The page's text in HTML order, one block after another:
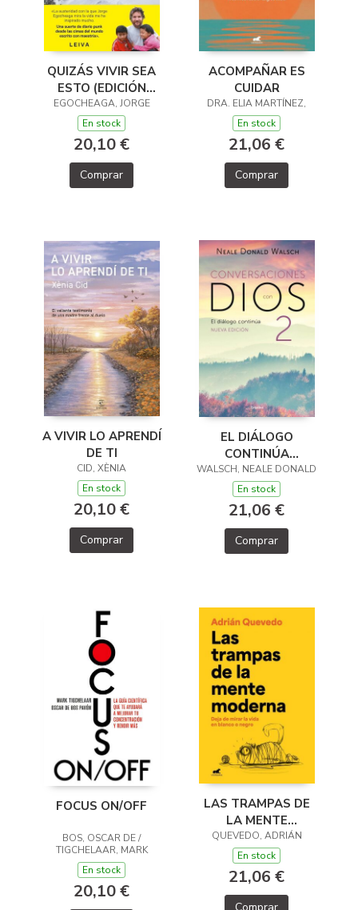
QUIZÁS VIVIR SEA
ESTO (EDICIÓN
ACTUALIZADA)
EGOCHEAGA, JORGE
En stock
20,10 €
Comprar
ACOMPAÑAR ES
CUIDAR
DRA. ELIA MARTÍNEZ,
En stock
21,06 €
Comprar
A VIVIR LO APRENDÍ
DE TI
CID, XÈNIA
En stock
20,10 €
Comprar
EL DIÁLOGO
CONTINÚA
(CONVERSACIONES
CON DIOS 2)
WALSCH, NEALE DONALD
En stock
21,06 €
Comprar
FOCUS ON/OFF
BOS, OSCAR DE /
TIGCHELAAR, MARK
En stock
20,10 €
LAS TRAMPAS DE
LA MENTE
MODERNA
QUEVEDO, ADRIÁN
En stock
21,06 €